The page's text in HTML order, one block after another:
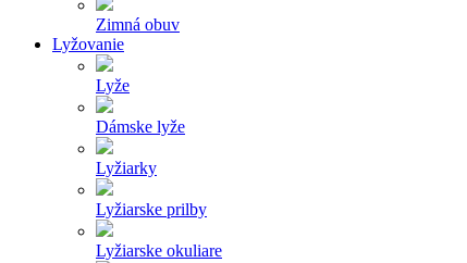
Zimná obuv
Lyžovanie
Lyže
Dámske lyže
Lyžiarky
Lyžiarske prilby
Lyžiarske okuliare